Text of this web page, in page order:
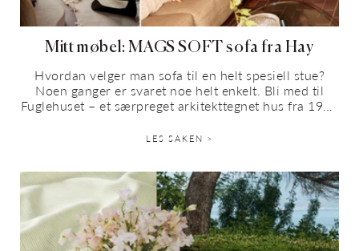
Mitt møbel: MAGS SOFT sofa fra Hay
Hvordan velger man sofa til en helt spesiell stue?
Noen ganger er svaret noe helt enkelt. Bli med til
Fuglehuset – et særpreget arkitekttegnet hus fra 1979
LES SAKEN >